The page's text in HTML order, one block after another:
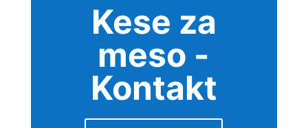
Kese za
meso -
Kontakt